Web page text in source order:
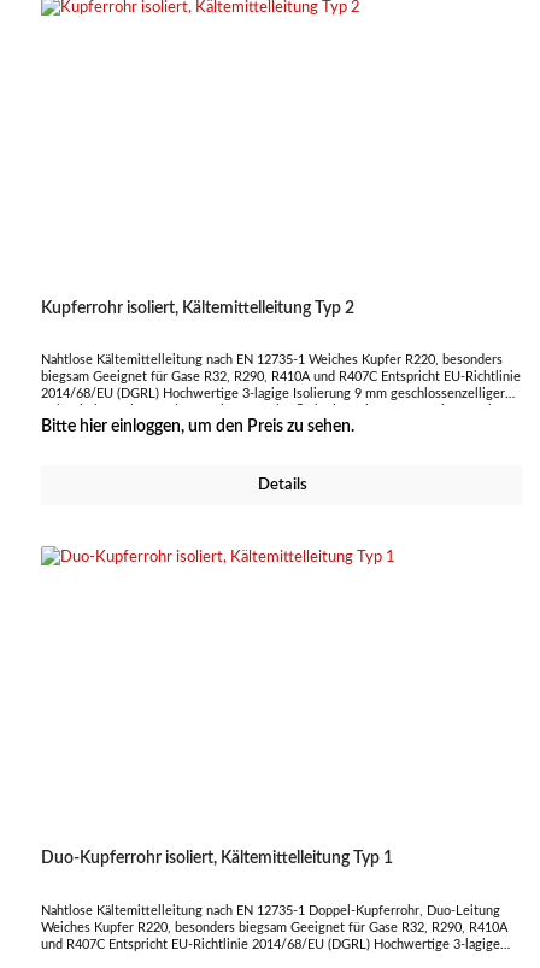
Kupferrohr isoliert, Kältemittelleitung Typ 2
Nahtlose Kältemittelleitung nach EN 12735-1 Weiches Kupfer R220, besonders
biegsam Geeignet für Gase R32, R290, R410A und R407C Entspricht EU-Richtlinie
2014/68/EU (DGRL) Hochwertige 3-lagige Isolierung 9 mm geschlossenzelliger
Brandschutzklasse B1 Deutsches Brandschutzprüfzeugnis nach DIN EN 13501-1,
Bitte hier einloggen, um den Preis zu sehen.
Details
Duo-Kupferrohr isoliert, Kältemittelleitung Typ 1
Nahtlose Kältemittelleitung nach EN 12735-1 Doppel-Kupferrohr, Duo-Leitung
Weiches Kupfer R220, besonders biegsam Geeignet für Gase R32, R290, R410A
und R407C Entspricht EU-Richtlinie 2014/68/EU (DGRL) Hochwertige 3-lagige